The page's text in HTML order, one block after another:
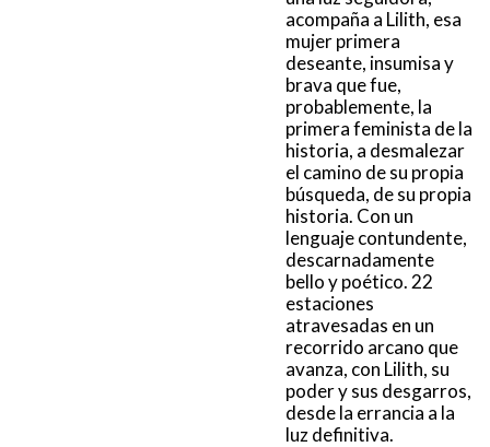
acompaña a Lilith, esa
mujer primera
deseante, insumisa y
brava que fue,
probablemente, la
primera feminista de la
historia, a desmalezar
el camino de su propia
búsqueda, de su propia
historia. Con un
lenguaje contundente,
descarnadamente
bello y poético. 22
estaciones
atravesadas en un
recorrido arcano que
avanza, con Lilith, su
poder y sus desgarros,
desde la errancia a la
luz definitiva.